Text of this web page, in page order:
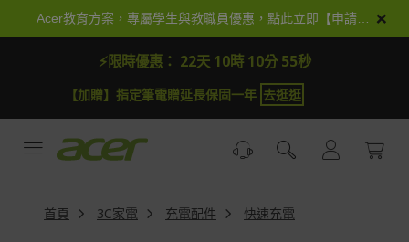
×
⚡限時優惠： 22天 10時 10分 54秒
【加贈】指定筆電贈延長保固一年 去逛逛
首頁 3C家電 充電配件 快速充電